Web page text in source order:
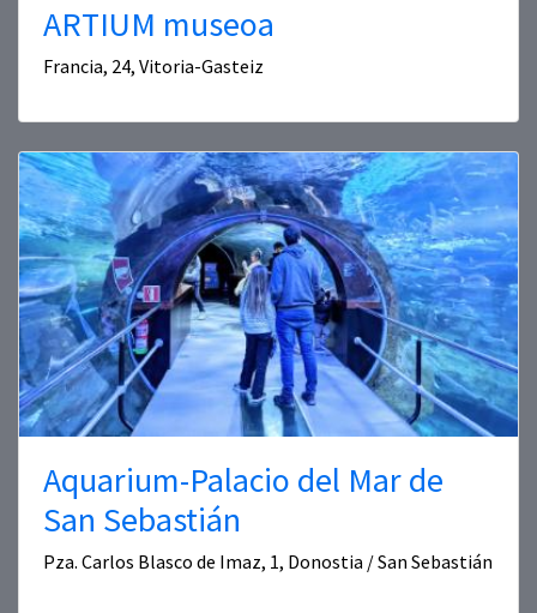
ARTIUM museoa
Francia, 24, Vitoria-Gasteiz
Aquarium-Palacio del Mar de
San Sebastián
Pza. Carlos Blasco de Imaz, 1, Donostia / San Sebastián